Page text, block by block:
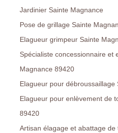
Jardinier Sainte Magnance
Pose de grillage Sainte
Elagueur grimpeur Sainte
Spécialiste concessionnaire et
Magnance 89420
Elagueur pour
Elagueur pour enlèvement de
89420
Artisan élagage et abattage